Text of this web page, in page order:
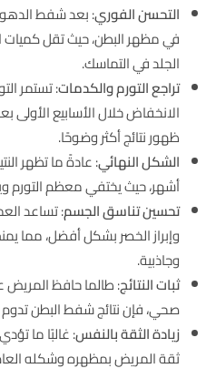
التحسن الفوري: بعد شفط
في مظهر البطن، حيث تقل
الجلد في التماسك.
تراجع التورم والكدمات: تستمر
الانخفاض خلال الأسابيع الأولى
ظهور نتائج أكثر وضوحًا.
الشكل النهائي
أشهر، حيث يختفي معظم التورم
تحسين تناسق الجسم: تساعد
وإبراز الخصر بشكل أفضل، مما
وجاذبية.
ثبات النتائج: طالما حافظ المريض
صحي، فإن نتائج شفط البطن تدوم
زيادة الثقة بالنفس: غالبًا ما
ثقة المريض بمظهره وشكله